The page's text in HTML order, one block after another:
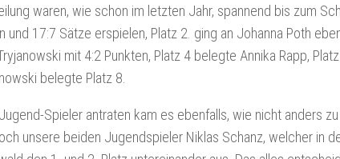
waren, wie schon im letzten Jahr, spannend bis zum
17:7 Sätze erspielen, Platz 2. ging an Johanna Poth
mit 4:2 Punkten, Platz 4 belegte Annika Rapp,
belegte Platz 8.
Spieler antraten kam es ebenfalls, wie nicht anders
unsere beiden Jugendspieler Niklas Schanz, welcher in